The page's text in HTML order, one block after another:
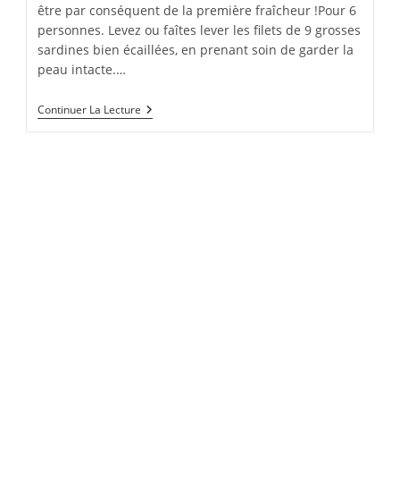
être par conséquent de la première fraîcheur !Pour 6
personnes. Levez ou faîtes lever les filets de 9 grosses
sardines bien écaillées, en prenant soin de garder la
peau intacte.…
Continuer La Lecture Tartine
De